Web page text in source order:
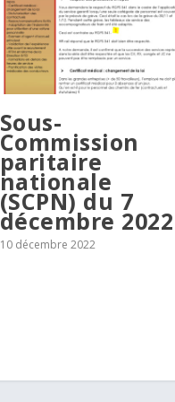
Sous-
Commission
paritaire
nationale
(SCPN) du 7
décembre 2022
10 décembre 2022